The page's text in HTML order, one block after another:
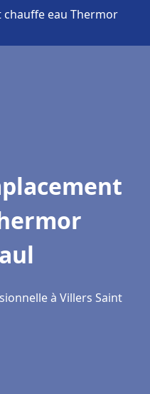
chauffe eau Thermor
à Villers Saint